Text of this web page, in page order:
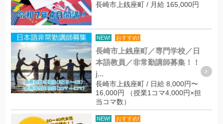
長崎市上銭座町 / 月給 165,000円
NEW! おすすめ!
長崎市上銭座町／専門学校／日
本語教員／非常勤講師募集！！
j...
長崎市上銭座町 / 日給 8,000円〜
16,000円 （授業1コマ4,000円×担
当コマ数）
NEW! おすすめ!